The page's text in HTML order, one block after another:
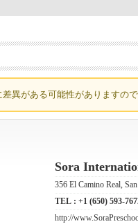
異がある可能性がありますので
Sora
356 El Camino Real,
TEL : +1 (650) 593-
http://